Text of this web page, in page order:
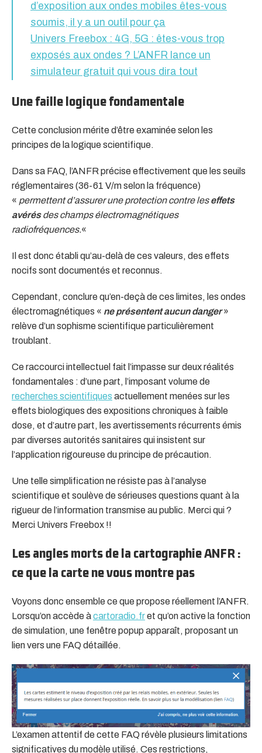
d’exposition aux ondes mobiles êtes-vous
soumis, il y a un outil pour ça
Univers Freebox : 4G, 5G : êtes-vous trop
exposés aux ondes ? L’ANFR lance un
simulateur gratuit qui vous dira tout
Une faille logique fondamentale
Cette conclusion mérite d’être examinée selon les
principes de la logique scientifique.
Dans sa FAQ, l’ANFR précise effectivement que les seuils
réglementaires (36-61 V/m selon la fréquence)
« permettent d’assurer une protection contre leseffets
avérésdes champs électromagnétiques
radiofréquences.«
Il est donc établi qu’au-delà de ces valeurs, des effets
nocifs sont documentés et reconnus.
Cependant, conclure qu’en-deçà de ces limites, les ondes
électromagnétiques « ne présentent aucun danger»
relève d’un sophisme scientifique particulièrement
troublant.
Ce raccourci intellectuel fait l’impasse sur deux réalités
fondamentales : d’une part, l’imposant volume de
recherches scientifiques actuellement menées sur les
effets biologiques des expositions chroniques à faible
dose, et d’autre part, les avertissements récurrents émis
par diverses autorités sanitaires qui insistent sur
l’application rigoureuse du principe de précaution.
Une telle simplification ne résiste pas à l’analyse
scientifique et soulève de sérieuses questions quant à la
rigueur de l’information transmise au public. Merci qui ?
Merci Univers Freebox !!
Les angles morts de la cartographie ANFR :
ce que la carte ne vous montre pas
Voyons donc ensemble ce que propose réellement l’ANFR.
Lorsqu’on accède àcartoradio.fret qu’on active la fonction
de simulation, une fenêtre popup apparaît, proposant un
lien vers une FAQ détaillée.
L’examen attentif de cette FAQ révèle plusieurs limitations
significatives du modèle utilisé. Ces restrictions,